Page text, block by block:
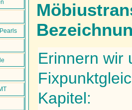
Erinnern wir
Kapitel: